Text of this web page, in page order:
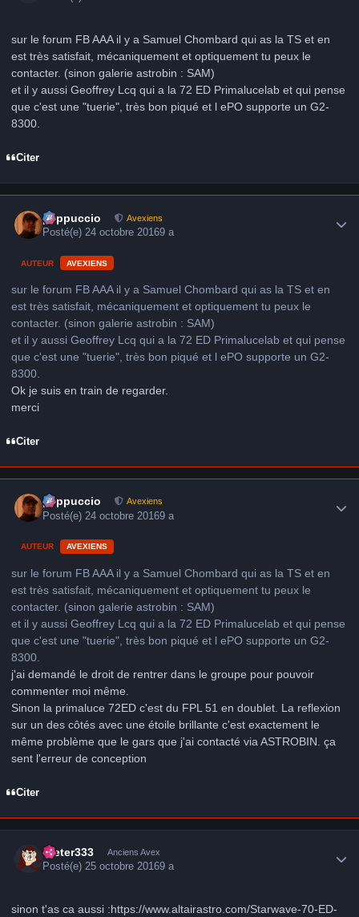
sur le forum FB AAA il y a Samuel Chombard qui as la TS et en
est très satisfait, mécaniquement et optiquement tu peux le
contacter. (sinon galerie astrobin : SAM)
et il y aussi Geoffrey Lcq qui a la 72 ED Primalucelab et qui pense
que c'est une "tuerie", très bon piqué et l ePO supporte un G2-
8300.
Citer
peppuccio Avexiens
Posté(e)24 octobre 20169 a
AUTEUR AVEXIENS
sur le forum FB AAA il y a Samuel Chombard qui as la TS et en
est très satisfait, mécaniquement et optiquement tu peux le
contacter. (sinon galerie astrobin : SAM)
et il y aussi Geoffrey Lcq qui a la 72 ED Primalucelab et qui pense
que c'est une "tuerie", très bon piqué et l ePO supporte un G2-
8300.
Ok je suis en train de regarder.
merci
Citer
peppuccio Avexiens
Posté(e) 24 octobre 20169 a
AUTEUR AVEXIENS
sur le forum FB AAA il y a Samuel Chombard qui as la TS et en
est très satisfait, mécaniquement et optiquement tu peux le
contacter. (sinon galerie astrobin : SAM)
et il y aussi Geoffrey Lcq qui a la 72 ED Primalucelab et qui pense
que c'est une "tuerie", très bon piqué et l ePO supporte un G2-
8300.
j'ai demandé le droit de rentrer dans le groupe pour pouvoir
commenter moi même.
Sinon la primaluce 72ED c'est du FPL 51 en doublet. La reflexion
sur un des côtés avec une étoile brillante c'est exactement le
même problème que le gars que j'ai contacté via ASTROBIN. ça
sent l'erreur de conception
Citer
Dieter333 Anciens Avex
Posté(e)25 octobre 20169 a
sinon t'as ca aussi :https://www.altairastro.com/Starwave-70-ED-